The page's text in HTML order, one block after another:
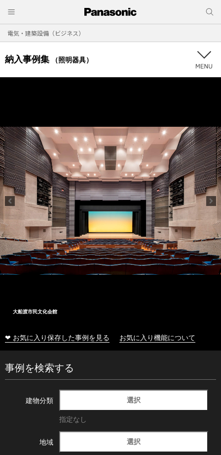
電気・建築設備（ビジネス）
納入事例集 （照明器具）
大船渡市民文化会館
❤ お気に入り保存した事例を見る お気に入り機能について
事例を検索する
建物分類 選択
指定なし
地域 選択